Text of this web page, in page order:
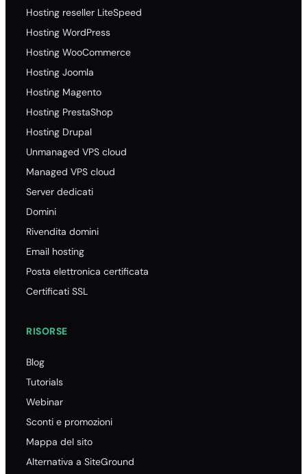
Hosting reseller LiteSpeed
Hosting WordPress
Hosting WooCommerce
Hosting Joomla
Hosting Magento
Hosting PrestaShop
Hosting Drupal
Unmanaged VPS cloud
Managed VPS cloud
Server dedicati
Domini
Rivendita domini
Email hosting
Posta elettronica certificata
Certificati SSL
RISORSE
Blog
Tutorials
Webinar
Sconti e promozioni
Mappa del sito
Alternativa a SiteGround